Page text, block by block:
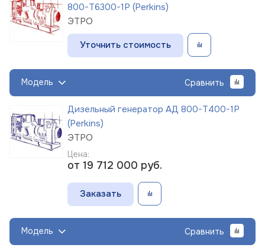
800-Т6300-1Р (Perkins)
ЭТРО
Уточнить стоимость
Модель Сравнить
Дизельный генератор АД 800-Т400-1Р
(Perkins)
ЭТРО
Цена:
от 19 712 000 руб.
Заказать
Модель Сравнить